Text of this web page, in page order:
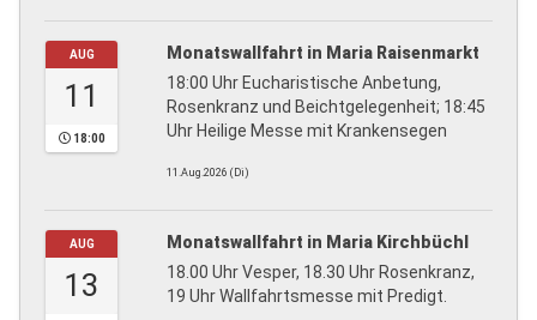
AUG
11
18:00
Monatswallfahrt in Maria Raisenmarkt
18:00 Uhr Eucharistische Anbetung,
Rosenkranz und Beichtgelegenheit; 18:45
Uhr Heilige Messe mit Krankensegen
11.Aug.2026 (Di)
AUG
13
Monatswallfahrt in Maria Kirchbüchl
18.00 Uhr Vesper, 18.30 Uhr Rosenkranz,
19 Uhr Wallfahrtsmesse mit Predigt.